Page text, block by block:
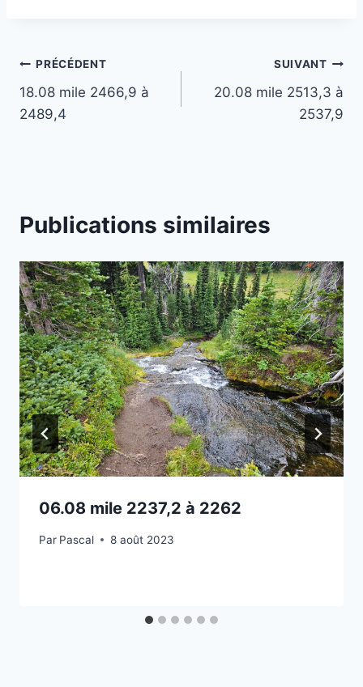
Navigation
de
PRÉCÉDENT
18.08 mile 2466,9 à
2489,4
SUIVANT
20.08 mile 2513,3 à
2537,9
Publications similaires
06.08 mile 2237,2 à 2262
Par Pascal 8 août 2023